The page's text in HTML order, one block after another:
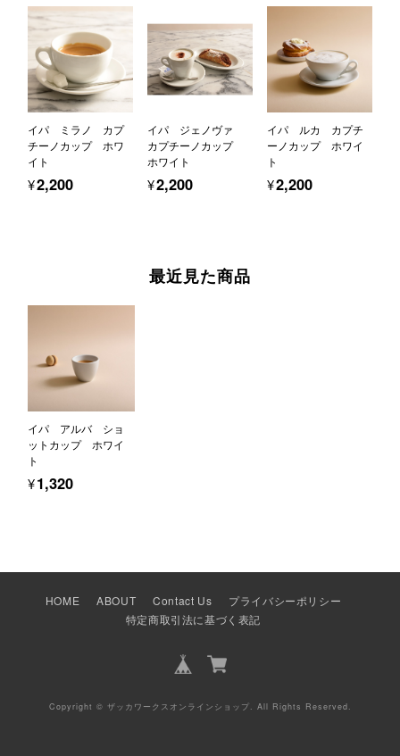
イパ ミラノ カプ
チーノカップ ホワ
イト
¥2,200
イパ ジェノヴァ
カプチーノカップ
ホワイト
¥2,200
イパ ルカ カプチ
ーノカップ ホワイ
ト
¥2,200
最近見た商品
イパ アルバ ショ
ットカップ ホワイ
ト
¥1,320
HOME ABOUT Contact Us
プライバシーポリシー
特定商取引法に基づく表記
Copyright © ザッカワークスオンラインショップ. All Rights Reserved.